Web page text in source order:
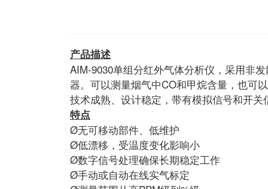
产品描述
AIM-9030单组分红外气体分析仪，采用非
器。可以测量烟气中CO和甲烷含量，也可
技术成熟、设计稳定，带有模拟信号和开
特点
Ø无可移动部件、低维护
Ø低漂移，受温度变化影响小
Ø数字信号处理确保长期稳定工作
Ø手动或自动在线实气标定